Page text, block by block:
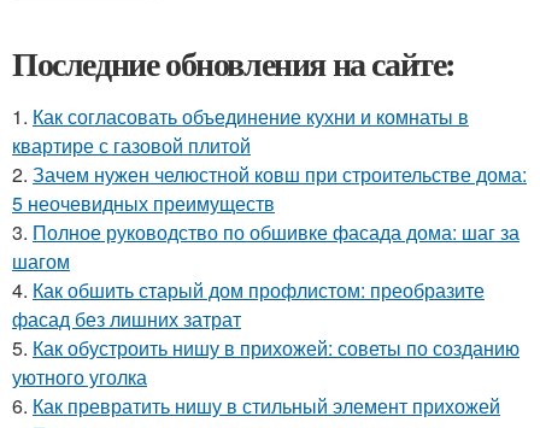
Последние обновления на сайте:
1. Как согласовать объединение кухни и комнаты в
квартире с газовой плитой
2. Зачем нужен челюстной ковш при строительстве дома:
5 неочевидных преимуществ
3. Полное руководство по обшивке фасада дома: шаг за
шагом
4. Как обшить старый дом профлистом: преобразите
фасад без лишних затрат
5. Как обустроить нишу в прихожей: советы по созданию
уютного уголка
6. Как превратить нишу в стильный элемент прихожей